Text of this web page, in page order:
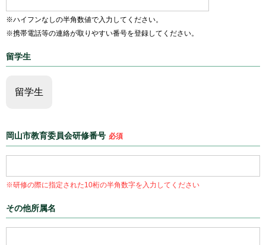
※ハイフンなしの半角数値で入力してください。
※携帯電話等の連絡が取りやすい番号を登録してください。
留学生
留学生
岡山市教育委員会研修番号 必須
※研修の際に指定された10桁の半角数字を入力してください
その他所属名